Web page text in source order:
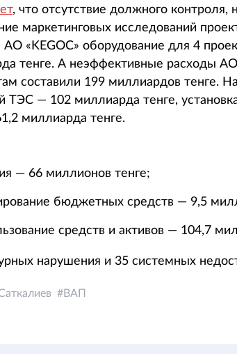
, что отсутствие должного контроля,
маркетинговых исследований
«KEGOC» оборудование для 4
тенге. А неэффективные расходы
составили 199 миллиардов тенге.
ТЭС — 102 миллиарда тенге,
миллиарда тенге.
— 66 миллионов тенге;
бюджетных средств — 9,5
средств и активов — 104,7
нарушения и 35 системных
ВАП